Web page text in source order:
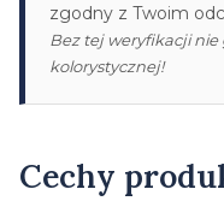
zgodny z Twoim
Bez tej weryfikacji
kolorystycznej!
Cechy